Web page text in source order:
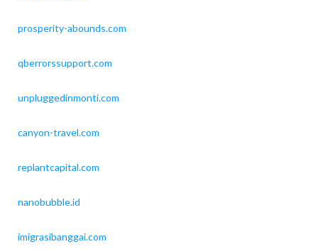
prosperity-abounds.com
qberrorssupport.com
unpluggedinmonti.com
canyon-travel.com
replantcapital.com
nanobubble.id
imigrasibanggai.com